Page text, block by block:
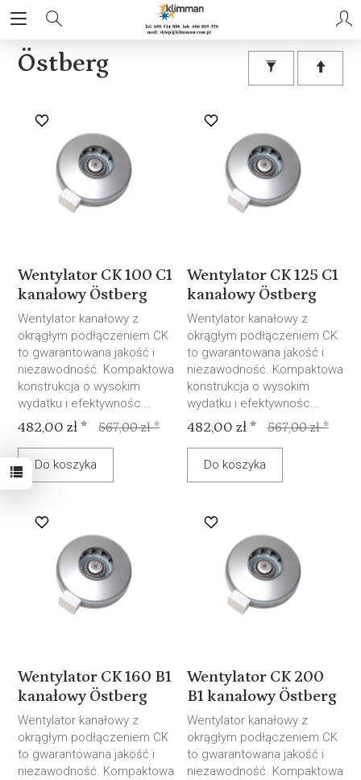
Östberg
Wentylator CK 100 C1
kanałowy Östberg
Wentylator kanałowy z
okrągłym podłączeniem CK
to gwarantowana jakość i
niezawodność. Kompaktowa
konstrukcja o wysokim
wydatku i efektywnośc...
482,00 zł * 567,00 zł *
Do koszyka
Wentylator CK 125 C1
kanałowy Östberg
Wentylator kanałowy z
okrągłym podłączeniem CK
to gwarantowana jakość i
niezawodność. Kompaktowa
konstrukcja o wysokim
wydatku i efektywnośc...
482,00 zł * 567,00 zł *
Do koszyka
Wentylator CK 160 B1
kanałowy Östberg
Wentylator kanałowy z
okrągłym podłączeniem CK
to gwarantowana jakość i
niezawodność. Kompaktowa
Wentylator CK 200
B1 kanałowy Östberg
Wentylator kanałowy z
okrągłym podłączeniem CK
to gwarantowana jakość i
niezawodność. Kompaktowa